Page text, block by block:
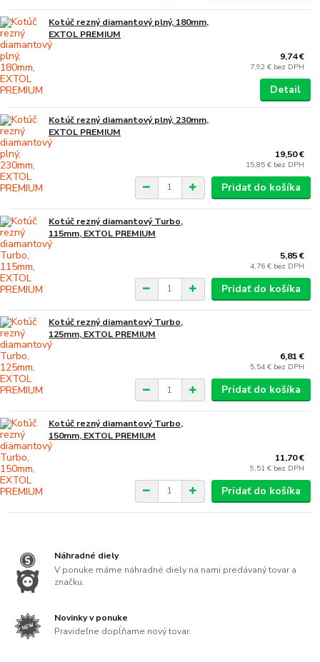
Kotúč rezný diamantový plný, 180mm,
EXTOL PREMIUM
9,74 €
7,92 € bez DPH
Detail
Kotúč rezný diamantový plný, 230mm,
EXTOL PREMIUM
19,50 €
15,85 € bez DPH
Pridať do košíka
Kotúč rezný diamantový Turbo,
115mm, EXTOL PREMIUM
5,85 €
4,76 € bez DPH
Pridať do košíka
Kotúč rezný diamantový Turbo,
125mm, EXTOL PREMIUM
6,81 €
5,54 € bez DPH
Pridať do košíka
Kotúč rezný diamantový Turbo,
150mm, EXTOL PREMIUM
11,70 €
9,51 € bez DPH
Pridať do košíka
Náhradné diely
V ponuke máme náhradné diely na nami predávaný tovar a
značku.
Novinky v ponuke
Pravideľne dopĺňame nový tovar.